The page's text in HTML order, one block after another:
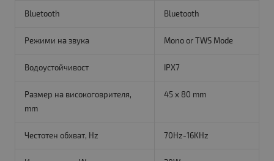
Bluetooth Bluetooth
Режими на звука Mono or TWS Mode
Водоустойчивост IPX7
Размер на високоговрителя,
mm
45 x 80 mm
Честотен обхват, Hz 70Hz-16KHz